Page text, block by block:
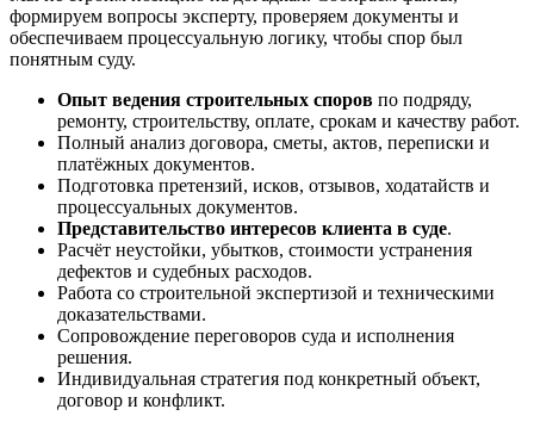
формируем вопросы эксперту, проверяем документы и
обеспечиваем процессуальную логику, чтобы спор был
понятным суду.
Опыт ведения строительных споров по подряду,
ремонту, строительству, оплате, срокам и качеству работ.
Полный анализ договора, сметы, актов, переписки и
платёжных документов.
Подготовка претензий, исков, отзывов, ходатайств и
процессуальных документов.
Представительство интересов клиента в суде.
Расчёт неустойки, убытков, стоимости устранения
дефектов и судебных расходов.
Работа со строительной экспертизой и техническими
доказательствами.
Сопровождение переговоров суда и исполнения
решения.
Индивидуальная стратегия под конкретный объект,
договор и конфликт.